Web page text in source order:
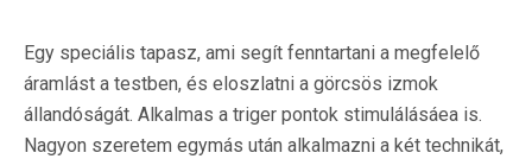
Egy speciális tapasz, ami segít fenntartani a megfelelő
áramlást a testben, és eloszlatni a görcsös izmok
állandóságát. Alkalmas a triger pontok stimulálásáea is.
Nagyon szeretem egymás után alkalmazni a két technikát,